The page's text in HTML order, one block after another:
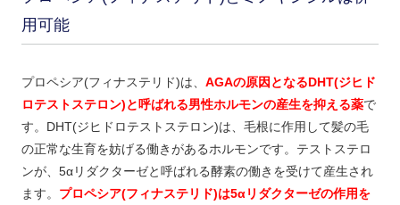
用可能
プロペシア(フィナステリド)は、 AGAの原因となるDHT(ジヒド
ロテストステロン)と呼ばれる男性ホルモンの産生を抑える薬で
す。DHT(ジヒドロテストステロン)は、毛根に作用して髪の毛
の正常な生育を妨げる働きがあるホルモンです。テストステロ
ンが、5αリダクターゼと呼ばれる酵素の働きを受けて産生され
ます。 プロペシア(フィナステリド)は5αリダクターゼの作用を